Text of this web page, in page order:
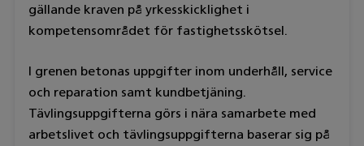
gällande kraven på yrkesskicklighet i
kompetensområdet för fastighetsskötsel.
I grenen betonas uppgifter inom underhåll, service
och reparation samt kundbetjäning.
Tävlingsuppgifterna görs i nära samarbete med
arbetslivet och tävlingsuppgifterna baserar sig på